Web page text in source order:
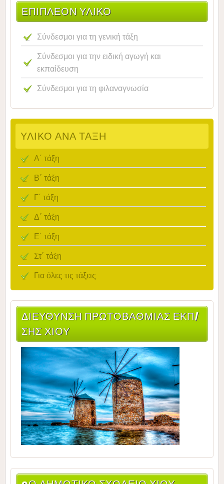
ΕΠΙΠΛΈΟΝ ΥΛΙΚΌ
Σύνδεσμοι για τη γενική τάξη
Σύνδεσμοι για την ειδική αγωγή και
εκπαίδευση
Σύνδεσμοι για τη φιλαναγνωσία
ΥΛΙΚΌ ΑΝΆ ΤΆΞΗ
Α΄ τάξη
Β΄ τάξη
Γ΄ τάξη
Δ΄ τάξη
Ε΄ τάξη
Στ΄ τάξη
Για όλες τις τάξεις
ΔΙΕΎΘΥΝΣΗ ΠΡΩΤΟΒΆΘΜΙΑΣ ΕΚΠ/
ΣΗΣ ΧΊΟΥ